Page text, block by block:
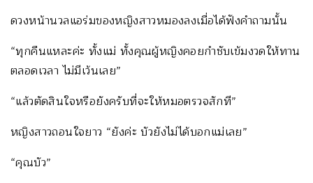
ดวงหน้านวลแอร่มของหญิงสาวหมองลงเมื่อได้ฟังคำถามนั้น
“ทุกคืนแหละค่ะ ทั้งแม่ ทั้งคุณผู้หญิงคอยกำชับเข้มงวดให้ทาน
ตลอดเวลา ไม่มีเว้นเลย”
“แล้วตัดสินใจหรือยังครับที่จะให้หมอตรวจสักที”
หญิงสาวถอนใจยาว “ยังค่ะ บัวยังไม่ได้บอกแม่เลย”
“คุณบัว”